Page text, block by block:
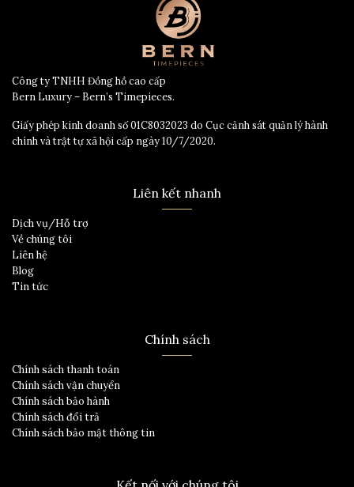
Công ty TNHH Đồng hồ cao cấp
Bern Luxury – Bern’s Timepieces.
Giấy phép kinh doanh số 01C8032023 do Cục cảnh sát quản lý hành
chính và trật tự xã hội cấp ngày 10/7/2020.
Liên kết nhanh
Dịch vụ/Hỗ trợ
Về chúng tôi
Liên hệ
Blog
Tin tức
Chính sách
Chính sách thanh toán
Chính sách vận chuyển
Chính sách bảo hành
Chính sách đổi trả
Chính sách bảo mật thông tin